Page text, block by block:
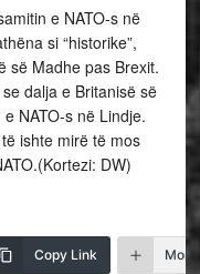
e NATO-s në
si “historike”,
së Madhe pas Brexit.
dalja e Britanisë së
NATO-s në Lindje.
ishte mirë të mos
DW)
Copy Link More